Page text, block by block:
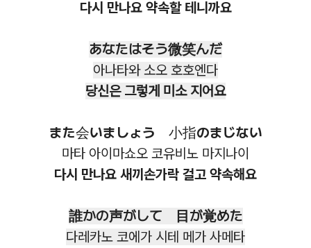
다시 만나요 약속할 테니까요
あなたはそう微笑んだ
아나타와 소오 호호엔다
당신은 그렇게 미소 지어요
また会いましょう 小指のまじない
마타 아이마쇼오 코유비노 마지나이
다시 만나요 새끼손가락 걸고 약속해요
誰かの声がして 目が覚めた
다레카노 코에가 시테 메가 사메타